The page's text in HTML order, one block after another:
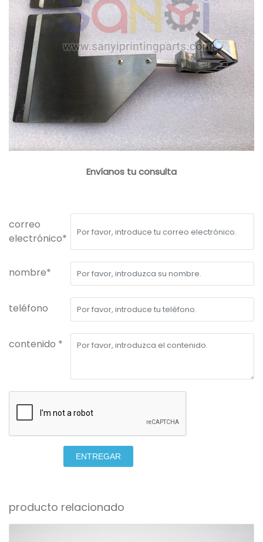
Envíanos tu consulta
correo
electrónico*
nombre*
teléfono
contenido *
ENTREGAR
producto relacionado